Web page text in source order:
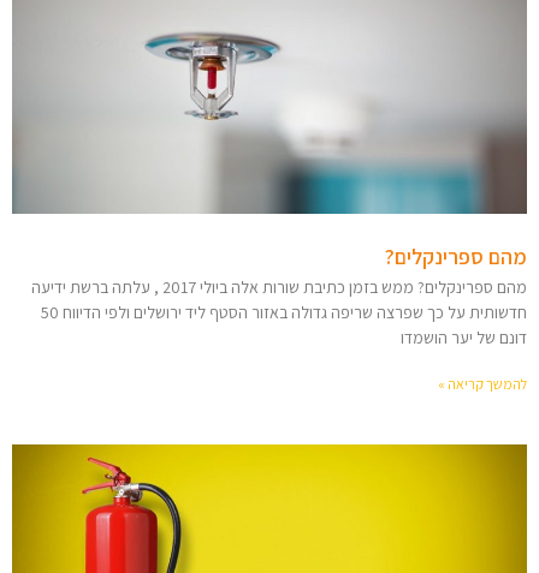
מהם ספרינקלים?
מהם ספרינקלים? ממש בזמן כתיבת שורות אלה ביולי 2017 , עלתה ברשת ידיעה
חדשותית על כך שפרצה שריפה גדולה באזור הסטף ליד ירושלים ולפי הדיווח 50
דונם של יער הושמדו
להמשך קריאה »